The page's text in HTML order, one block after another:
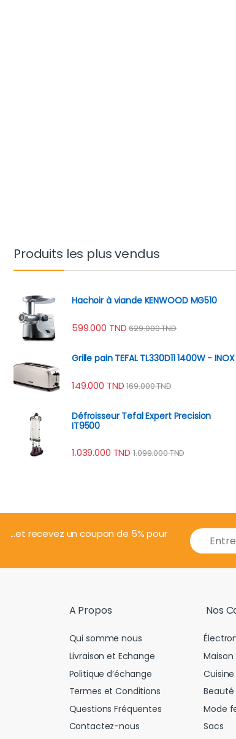
Produits les plus vendus
Hachoir à viande KENWOOD MG510
599.000 TND 629.000TND
Grille pain TEFAL TL330D11 1400W - INOX
149.000 TND 169.000TND
Défroisseur Tefal Expert Precision
IT9500
1.039.000 TND 1.099.000TND
...et recevez un coupon de 5% pour
E
m
i
A Propos
Qui somme nous
Livraison et Echange
Politique d’échange
Termes et Conditions
Questions Fréquentes
Contactez-nous
Nos
Maison
Cuisine
Beauté
Mode
Sacs